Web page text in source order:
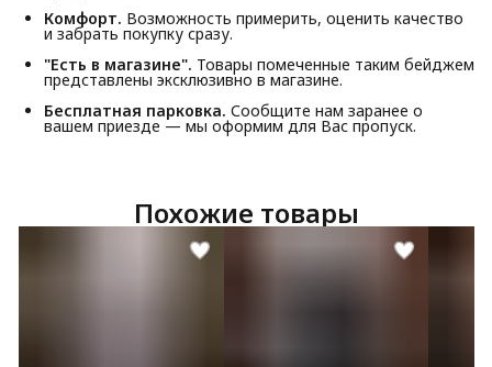
Комфорт. Возможность примерить, оценить качество
и забрать покупку сразу.
"Есть в магазине". Товары помеченные таким бейджем
представлены эксклюзивно в магазине.
Бесплатная парковка. Сообщите нам заранее о
вашем приезде — мы оформим для Вас пропуск.
Похожие товары